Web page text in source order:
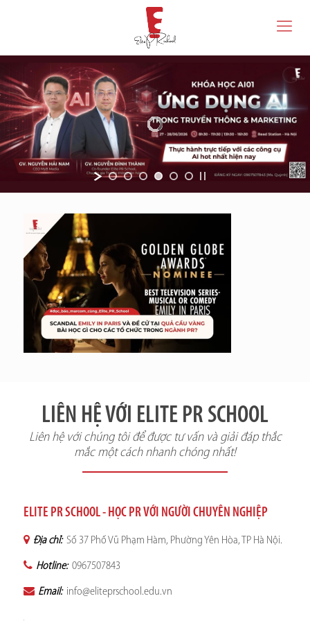
LIÊN HỆ VỚI ELITE PR SCHOOL
Liên hệ với chúng tôi để được tư vấn và giải đáp thắc
mắc một cách nhanh chóng nhất!
ELITE PR SCHOOL - HỌC PR VỚI NGƯỜI CHUYÊN NGHIỆP
Địa chỉ: Số 37 Phố Vũ Phạm Hàm, Phường Yên Hòa, TP Hà Nội.
Hotline: 0967507843
Email: info@eliteprschool.edu.vn